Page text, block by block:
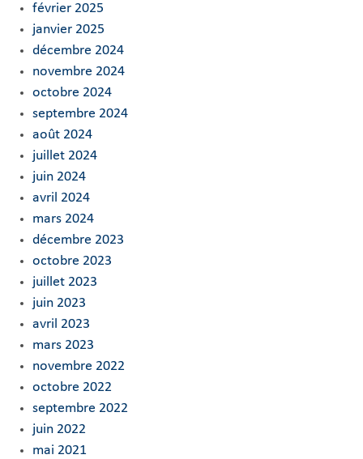
février 2025
janvier 2025
décembre 2024
novembre 2024
octobre 2024
septembre 2024
août 2024
juillet 2024
juin 2024
avril 2024
mars 2024
décembre 2023
octobre 2023
juillet 2023
juin 2023
avril 2023
mars 2023
novembre 2022
octobre 2022
septembre 2022
juin 2022
mai 2021